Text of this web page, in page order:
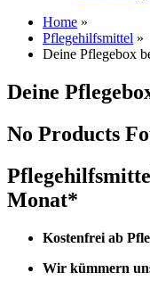
Home »
Pflegehilfsmittel »
Deine Pflegebox
Deine
No Products
Monat*
Kostenfrei ab
Wir kümmern